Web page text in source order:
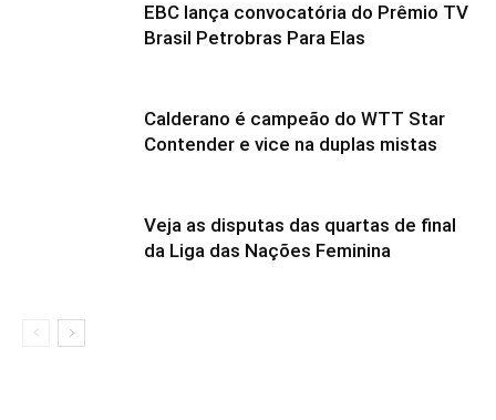
EBC lança convocatória do Prêmio TV
Brasil Petrobras Para Elas
Calderano é campeão do WTT Star
Contender e vice na duplas mistas
Veja as disputas das quartas de final
da Liga das Nações Feminina